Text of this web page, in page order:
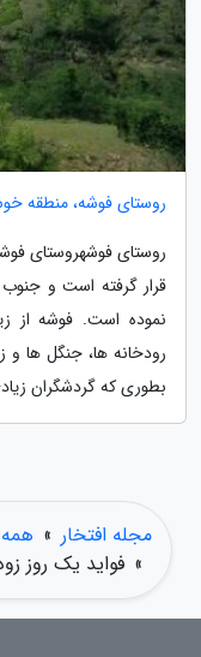
روستای فوشه، منطقه
قرار گرفته است و
نموده است. فوشه از
رودخانه ها، جنگل ها
بطوری که گردشگران
مجله افتخار » همه
» فواید یک روز